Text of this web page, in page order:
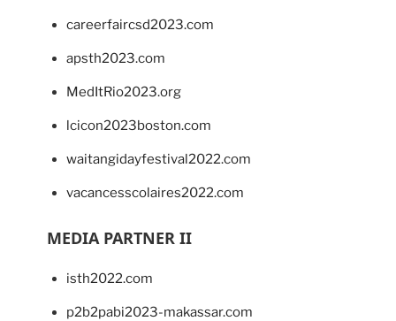
careerfaircsd2023.com
apsth2023.com
MedItRio2023.org
lcicon2023boston.com
waitangidayfestival2022.com
vacancesscolaires2022.com
MEDIA PARTNER II
isth2022.com
p2b2pabi2023-makassar.com